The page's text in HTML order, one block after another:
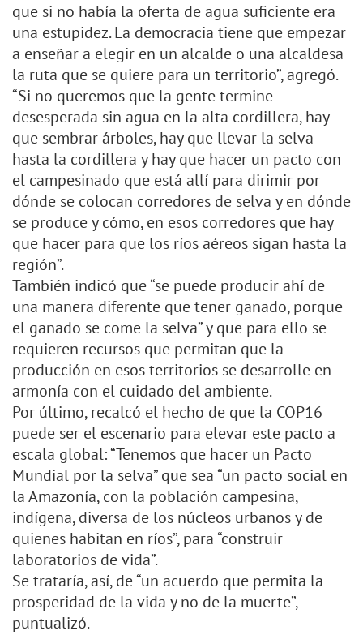
que si no había la oferta de agua suficiente era
una estupidez. La democracia tiene que empezar
a enseñar a elegir en un alcalde o una alcaldesa
la ruta que se quiere para un territorio”, agregó.
“Si no queremos que la gente termine
desesperada sin agua en la alta cordillera, hay
que sembrar árboles, hay que llevar la selva
hasta la cordillera y hay que hacer un pacto con
el campesinado que está allí para dirimir por
dónde se colocan corredores de selva y en dónde
se produce y cómo, en esos corredores que hay
que hacer para que los ríos aéreos sigan hasta la
región”.
También indicó que “se puede producir ahí de
una manera diferente que tener ganado, porque
el ganado se come la selva” y que para ello se
requieren recursos que permitan que la
producción en esos territorios se desarrolle en
armonía con el cuidado del ambiente.
Por último, recalcó el hecho de que la COP16
puede ser el escenario para elevar este pacto a
escala global: “Tenemos que hacer un Pacto
Mundial por la selva” que sea “un pacto social en
la Amazonía, con la población campesina,
indígena, diversa de los núcleos urbanos y de
quienes habitan en ríos”, para “construir
laboratorios de vida”.
Se trataría, así, de “un acuerdo que permita la
prosperidad de la vida y no de la muerte”,
puntualizó.